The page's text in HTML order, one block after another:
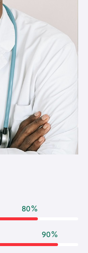
80%
90%